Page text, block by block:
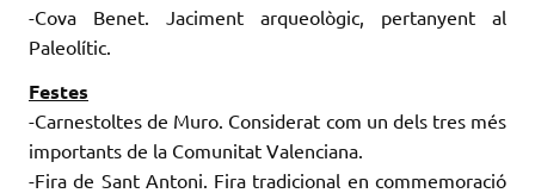
-Cova Benet. Jaciment arqueològic, pertanyent al
Paleolític.
Festes
-Carnestoltes de Muro. Considerat com un dels tres més
importants de la Comunitat Valenciana.
-Fira de Sant Antoni. Fira tradicional en commemoració